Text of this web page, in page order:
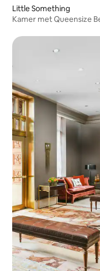
Little Something
Kamer met Queensize